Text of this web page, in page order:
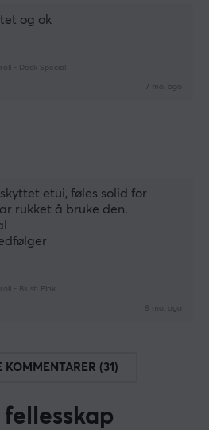
og ok
- Deck Special
7 mo. ago
etui, føles solid for
rukket å bruke den.
- Blush Pink
8 mo. ago
KOMMENTARER (31)